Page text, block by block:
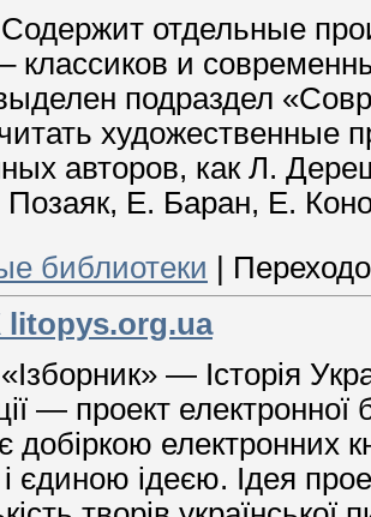
отдельные
классиков и
подраздел
художественные
авторов, как Л.
Е. Баран, Е.
библиотеки
— Історія
— проект електронної
добіркою електронних
єдиною ідеєю. Ідея